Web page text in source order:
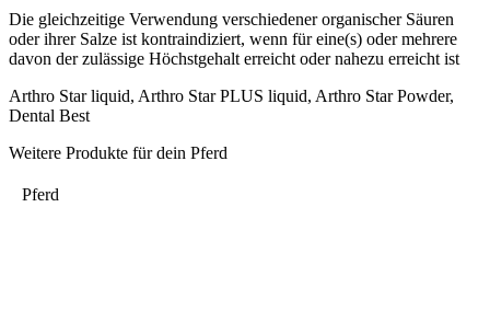
Die gleichzeitige Verwendung verschiedener organischer Säuren
oder ihrer Salze ist kontraindiziert, wenn für eine(s) oder mehrere
davon der zulässige Höchstgehalt erreicht oder nahezu erreicht ist
Arthro Star liquid, Arthro Star PLUS liquid, Arthro Star Powder,
Dental Best
Weitere Produkte für dein Pferd
Pferd